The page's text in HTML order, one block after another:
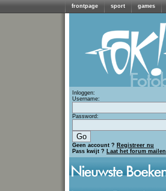
frontpage sport games
Inloggen:
Username:
Password:
Geen account ? Registreer nu
Pass kwijt ? Laat het forum mailen